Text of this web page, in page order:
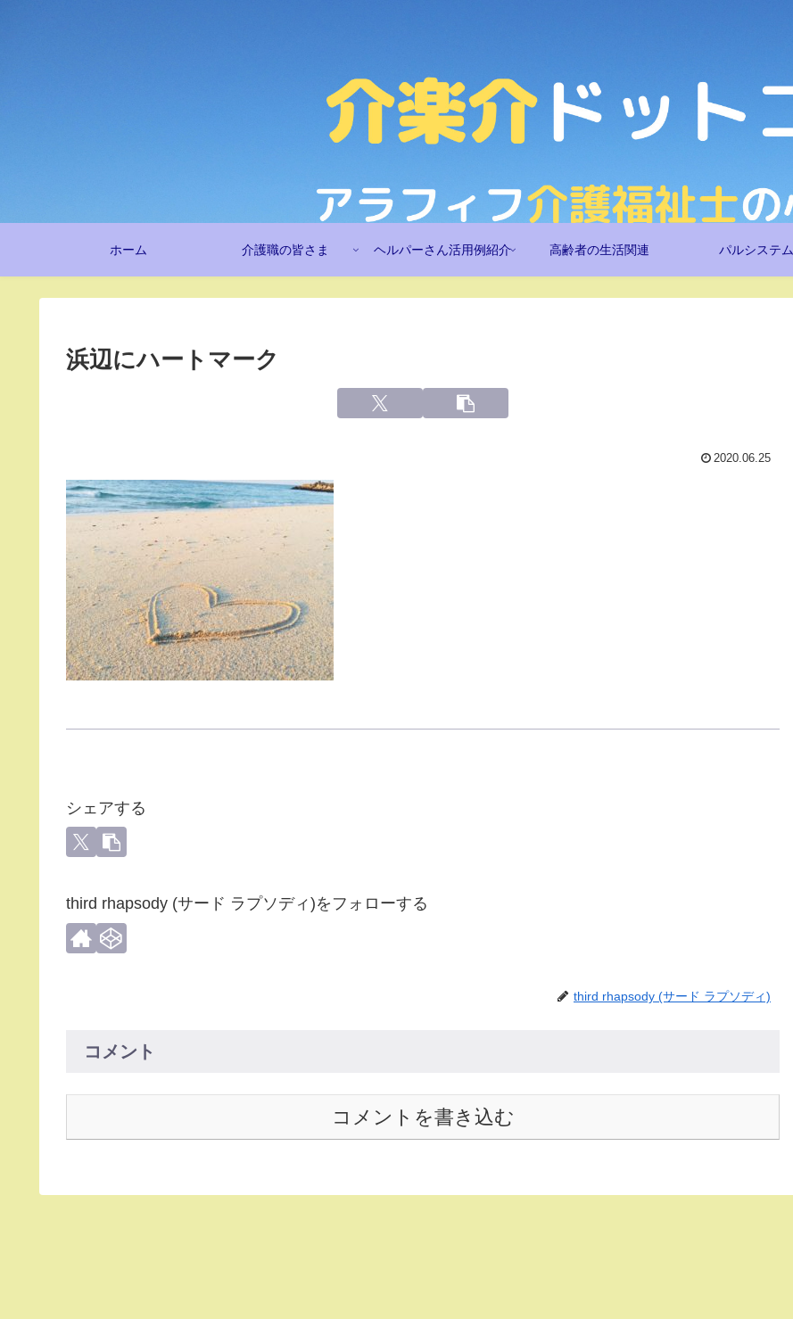
ホーム 介護職の皆さま ヘルパーさん活用例紹介 高齢者の生活関連 パルシステム
浜辺にハートマーク
2020.06.25
シェアする
third rhapsody (サード ラプソディ)をフォローする
third rhapsody (サード ラプソディ)
コメント
コメントを書き込む